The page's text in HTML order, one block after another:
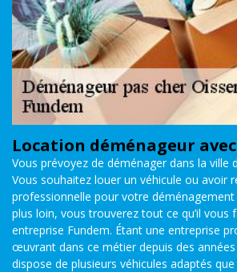
Location déménageur
Vous prévoyez de déménager dans la ville
Vous souhaitez louer un véhicule ou avoir
professionnelle pour votre déménagement
plus loin, vous trouverez tout ce qu’il vous
entreprise Fundem. Étant une entreprise
œuvrant dans ce métier depuis des années
dispose de plusieurs véhicules adaptés